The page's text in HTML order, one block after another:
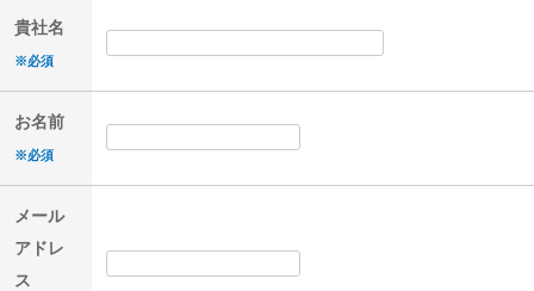
貴社名
※必須
お名前
※必須
メール
アドレ
ス